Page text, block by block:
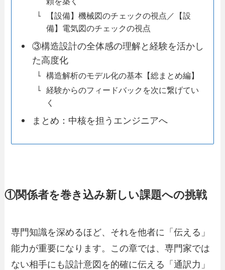
【設備】機械図のチェックの視点／【設
備】電気図のチェックの視点
③構造設計の全体感の理解と経験を活かし
た高度化
構造解析のモデル化の基本【総まとめ編】
経験からのフィードバックを次に繋げてい
く
まとめ：中核を担うエンジニアへ
①関係者を巻き込み新しい課題への挑戦
専門知識を深めるほど、それを他者に「伝える」
能力が重要になります。この章では、専門家では
ない相手にも設計意図を的確に伝える「通訳力」